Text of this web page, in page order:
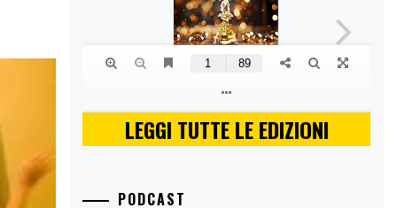
LEGGI TUTTE LE EDIZIONI
PODCAST